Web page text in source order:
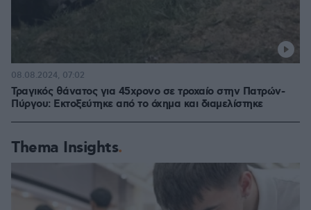
Τραγικός θάνατος για 45χρονο σε τροχαίο στην Πατρών-
Πύργου: Εκτοξεύτηκε από το όχημα και διαμελίστηκε
08.08.2024, 07:02
Thema Insights